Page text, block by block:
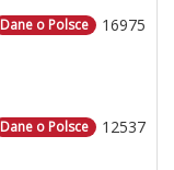
16975
Dane o Polsce
12537
Dane o Polsce